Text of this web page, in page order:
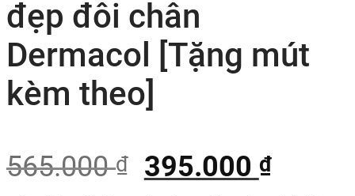
đẹp đôi chân
Dermacol [Tặng mút
kèm theo]
565.000₫ 395.000 ₫